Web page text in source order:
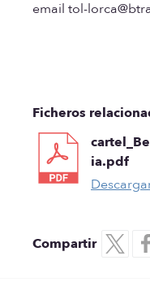
email tol-
Ficheros
ia.pdf
Compartir